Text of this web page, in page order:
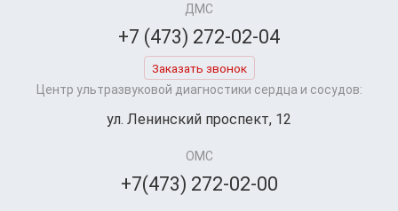
ДМС
+7 (473) 272-02-04
Заказать звонок
Центр ультразвуковой диагностики сердца и сосудов:
ул. Ленинский проспект, 12
ОМС
+7(473) 272-02-00